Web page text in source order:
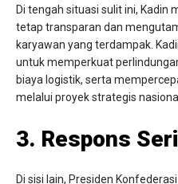
Di tengah situasi sulit ini, Kadin
tetap transparan dan
karyawan yang terdampak.
untuk memperkuat
biaya logistik, serta
melalui proyek strategis nasional.
3. Respons
Di sisi lain, Presiden